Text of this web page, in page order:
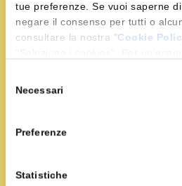
tue preferenze. Se vuoi saperne
negare il consenso per tutti o
consultare la nostra "Cookie
delNecessari
Preferenze
Statistiche
Girelle di tramezzini
Lavorate il formaggio cremoso